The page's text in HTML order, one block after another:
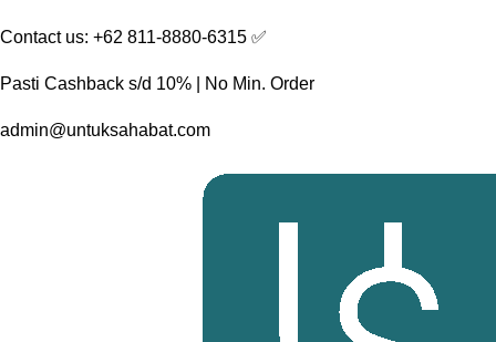
to
content
Contact us: +62 811-8880-6315 ✅︎
Pasti Cashback s/d 10% | No Min. Order
admin@untuksahabat.com